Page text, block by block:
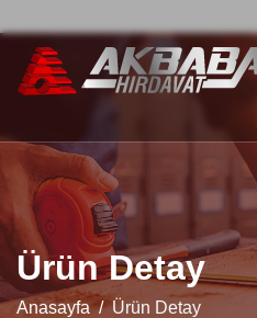
Ürün Detay
Anasayfa Ürün Detay